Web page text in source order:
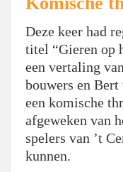
Deze keer had
titel “Gieren op
een vertaling
bouwers en
een komische
afgeweken van
spelers van ’t
kunnen.